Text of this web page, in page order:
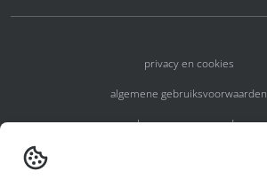
privacy en cookies
algemene gebruiksvoorwaarden
algemene voorwaarden